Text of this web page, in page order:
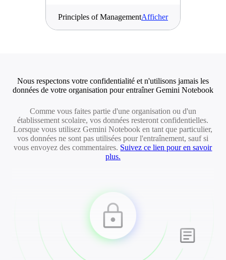
Principles of ManagementAfficher
Nous respectons votre confidentialité et n'utilisons jamais les
données de votre organisation pour entraîner Gemini Notebook
Comme vous faites partie d'une organisation ou d'un
établissement scolaire, vos données resteront confidentielles.
Lorsque vous utilisez Gemini Notebook en tant que particulier,
vos données ne sont pas utilisées pour l'entraînement, sauf si
vous envoyez des commentaires. Suivez ce lien pour en savoir
plus.